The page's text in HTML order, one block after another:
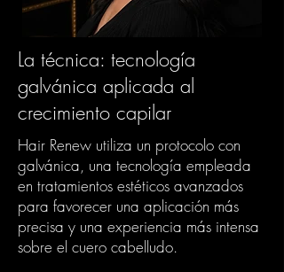
La técnica: tecnología
galvánica aplicada al
crecimiento capilar
Hair Renew utiliza un protocolo con
galvánica, una tecnología empleada
en tratamientos estéticos avanzados
para favorecer una aplicación más
precisa y una experiencia más intensa
sobre el cuero cabelludo.